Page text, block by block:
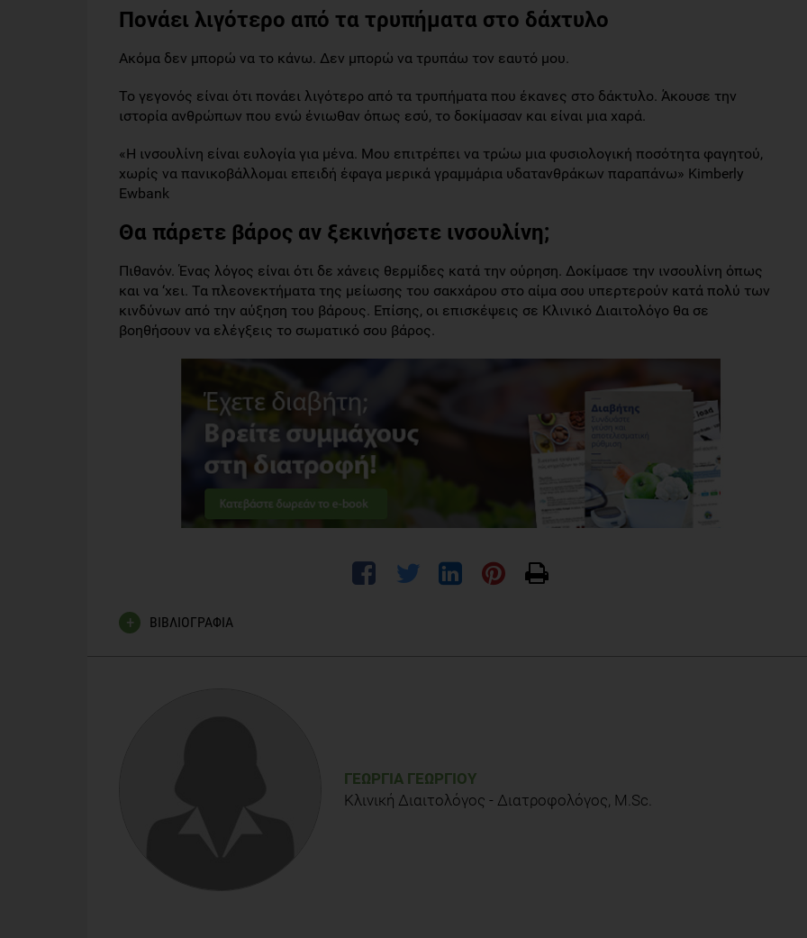
Πονάει λιγότερο από τα τρυπήματα στο δάχτυλο
Ακόμα δεν μπορώ να το κάνω. Δεν μπορώ να τρυπάω τον εαυτό μου.
Το γεγονός είναι ότι πονάει λιγότερο από τα τρυπήματα που έκανες στο δάκτυλο. Άκουσε την
ιστορία ανθρώπων που ενώ ένιωθαν όπως εσύ, το δοκίμασαν και είναι μια χαρά.
«H ινσουλίνη είναι ευλογία για μένα. Μου επιτρέπει να τρώω μια φυσιολογική ποσότητα φαγητού,
χωρίς να πανικοβάλλομαι επειδή έφαγα μερικά γραμμάρια υδατανθράκων παραπάνω» Kimberly
Ewbank
Θα πάρετε βάρος αν ξεκινήσετε ινσουλίνη;
Πιθανόν. Ένας λόγος είναι ότι δε χάνεις θερμίδες κατά την ούρηση. Δοκίμασε την ινσουλίνη όπως
και να ‘χει. Τα πλεονεκτήματα της μείωσης του σακχάρου στο αίμα σου υπερτερούν κατά πολύ των
κινδύνων από την αύξηση του βάρους. Επίσης, οι επισκέψεις σε Κλινικό Διαιτολόγο θα σε
βοηθήσουν να ελέγξεις το σωματικό σου βάρος.
ΒΙΒΛΙΟΓΡΑΦΙΑ
ΓΕΩΡΓΊΑ ΓΕΩΡΓΊΟΥ
Κλινική Διαιτολόγος - Διατροφολόγος, M.Sc.